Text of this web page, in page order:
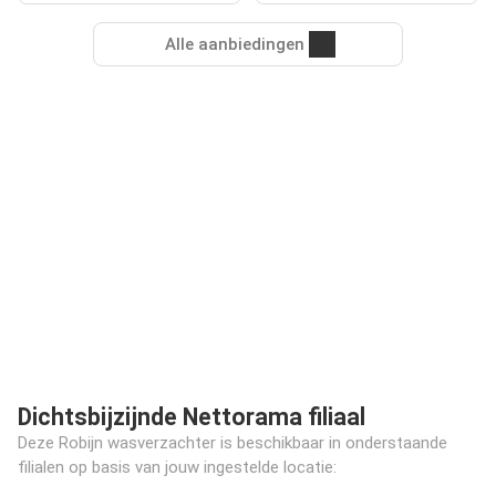
Alle aanbiedingen
Dichtsbijzijnde Nettorama filiaal
Deze Robijn wasverzachter is beschikbaar in onderstaande
filialen op basis van jouw ingestelde locatie: